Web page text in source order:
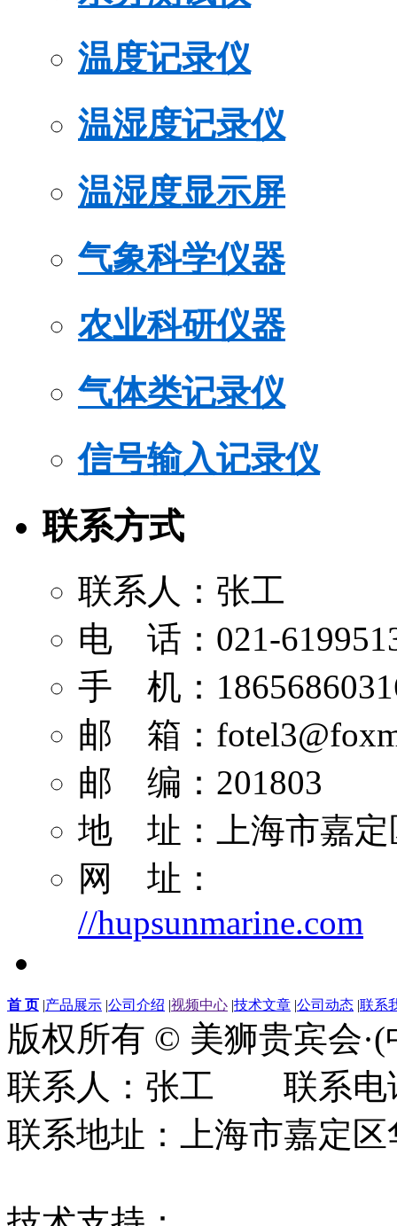
温度记录仪
温湿度记录仪
温湿度显示屏
气象科学仪器
农业科研仪器
气体类记录仪
信号输入记录仪
联系方式
联系人：张工
电 话：021-
手 机：
邮 箱：
邮 编：201803
地 址：上海市嘉定
网 址：
//hupsunmarine.com
首 页 |产品展示 |公司介绍 |视频中心 |技术文章 |公司动态 |联系
版权所有 © 美狮贵宾会
联系人：张工 联系电
联系地址：上海市嘉定